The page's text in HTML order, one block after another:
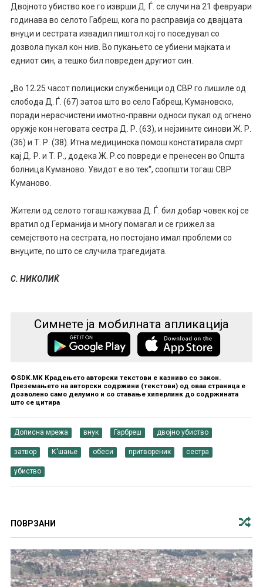
Двојното убиство кое го изврши Д. Ѓ. се случи на 21 февруари
годинава во селото Габреш, кога по расправија со двајцата
внуци и сестрата извадил пиштол кој го поседувал со
дозвола пукал кон нив. Во пукањето се убиени мајката и
едниот син, а тешко бил повреден другиот син.
„Во 12.25 часот полициски службеници од СВР го лишиле од
слобода Д. Ѓ. (67) затоа што во село Габреш, Кумановско,
поради нерасчистени имотно-правни односи пукал од огнено
оружје кон неговата сестра Д. Р. (63), и нејзините синови Ж. Р.
(36) и Т. Р. (38). Итна медицинска помош констатирала смрт
кај Д. Р. и Т. Р., додека Ж. Р.со повреди е пренесен во Општа
болница Куманово. Увидот е во тек“, соопшти тогаш СВР
Куманово.
Жители од селото тогаш кажуваа Д. Ѓ. бил добар човек кој се
вратил од Германија и многу помагал и се грижел за
семејството на сестрата, но постојано имал проблеми со
внуците, по што се случила трагедијата.
С. НИКОЛИЌ
Симнете ја мобилната апликација
©SDK.MK Крадењето авторски текстови е казниво со закон.
Преземањето на авторски содржини (текстови) од оваа страница е
дозволено само делумно и со ставање хиперлинк до содржината
што се цитира
Дописна мрежа внук Гарбреш двојно убиство
затвор К'шање обеси притвореник сестра
убиство
ПОВРЗАНИ